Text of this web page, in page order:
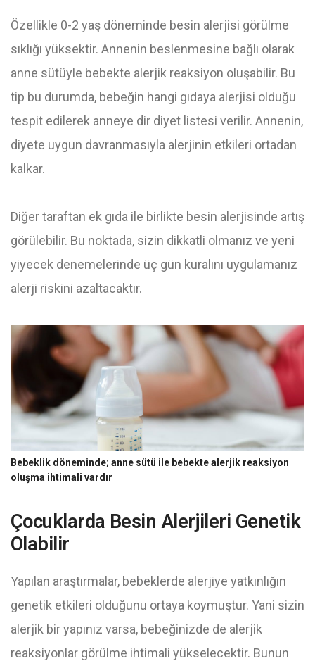
Özellikle 0-2 yaş döneminde besin alerjisi görülme
sıklığı yüksektir. Annenin beslenmesine bağlı olarak
anne sütüyle bebekte alerjik reaksiyon oluşabilir. Bu
tip bu durumda, bebeğin hangi gıdaya alerjisi olduğu
tespit edilerek anneye dir diyet listesi verilir. Annenin,
diyete uygun davranmasıyla alerjinin etkileri ortadan
kalkar.
Diğer taraftan ek gıda ile birlikte besin alerjisinde artış
görülebilir. Bu noktada, sizin dikkatli olmanız ve yeni
yiyecek denemelerinde üç gün kuralını uygulamanız
alerji riskini azaltacaktır.
Bebeklik döneminde; anne sütü ile bebekte alerjik reaksiyon
oluşma ihtimali vardır
Çocuklarda Besin Alerjileri Genetik
Olabilir
Yapılan araştırmalar, bebeklerde alerjiye yatkınlığın
genetik etkileri olduğunu ortaya koymuştur. Yani sizin
alerjik bir yapınız varsa, bebeğinizde de alerjik
reaksiyonlar görülme ihtimali yükselecektir. Bunun